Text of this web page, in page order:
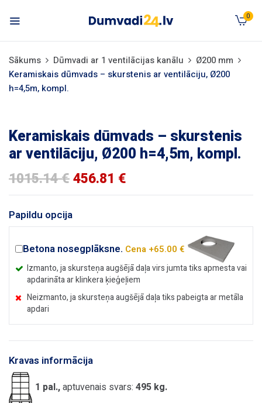
0
Sākums Dūmvadi ar 1 ventilācijas kanālu
Ø200 mm
Keramiskais dūmvads – skurstenis ar ventilāciju, Ø200
h=4,5m, kompl.
Keramiskais dūmvads – skurstenis
ar ventilāciju, Ø200 h=4,5m, kompl.
1015.14€456.81 €
Papildu opcija
Betona nosegplāksne. Cena +65.00 €
Izmanto, ja skursteņa augšējā daļa virs jumta tiks apmesta vai
apdarināta ar klinkera ķieģeļiem
Neizmanto, ja skursteņa augšējā daļa tiks pabeigta ar metāla
apdari
Kravas informācija
1 pal.,aptuvenais svars: 495 kg.